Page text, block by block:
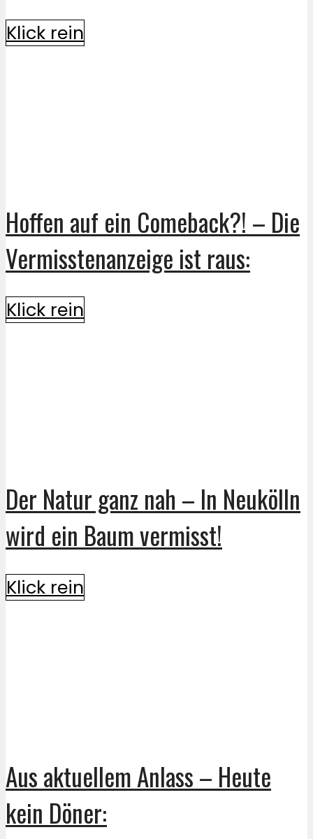
Klick rein
Hoffen auf ein Comeback?! – Die
Vermisstenanzeige ist raus:
Klick rein
Der Natur ganz nah – In Neukölln
wird ein Baum vermisst!
Klick rein
Aus aktuellem Anlass – Heute
kein Döner: